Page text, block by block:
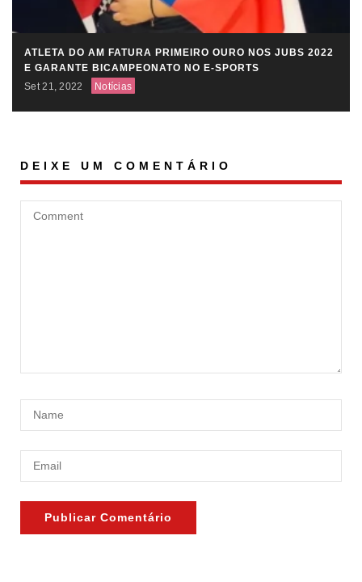
ATLETA DO AM FATURA PRIMEIRO OURO NOS JUBS 2022
E GARANTE BICAMPEONATO NO E-SPORTS
Set 21, 2022
Notícias
DEIXE UM COMENTÁRIO